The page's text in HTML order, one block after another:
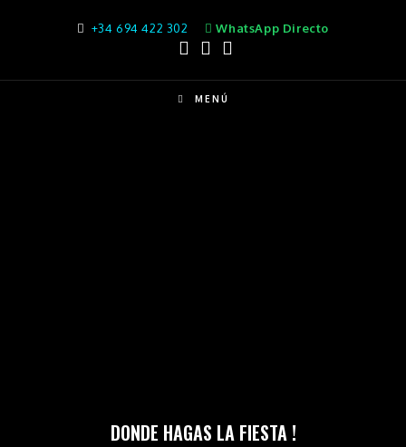
+34 694 422 302 WhatsApp Directo
MENÚ
DONDE HAGAS LA FIESTA !